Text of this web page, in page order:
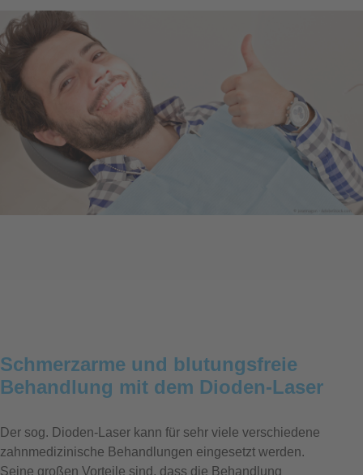
Schmerzarme und blutungsfreie
Behandlung mit dem Dioden-Laser
Der sog. Dioden-Laser kann für sehr viele verschiedene
zahnmedizinische Behandlungen eingesetzt werden.
Seine großen Vorteile sind, dass die Behandlung